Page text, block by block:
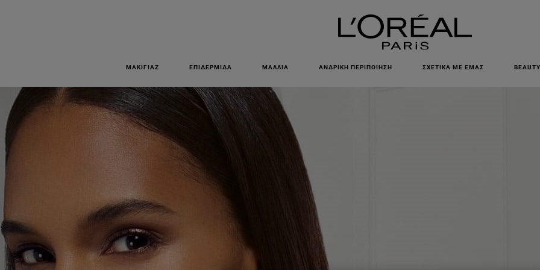
ΕΓΓΡΑΦΕΙΤΕ ΣΤΟ NEWSLETTER!
ΜΑΚΙΓΙΆΖ ΕΠΙΔΕΡΜΊΔΑ ΜΑΛΛΙΆ ΑΝΔΡΙΚΉ ΠΕΡΙΠΟΊΗΣΗ ΣΧΕΤΙΚΆ ΜΕ ΕΜΆΣ